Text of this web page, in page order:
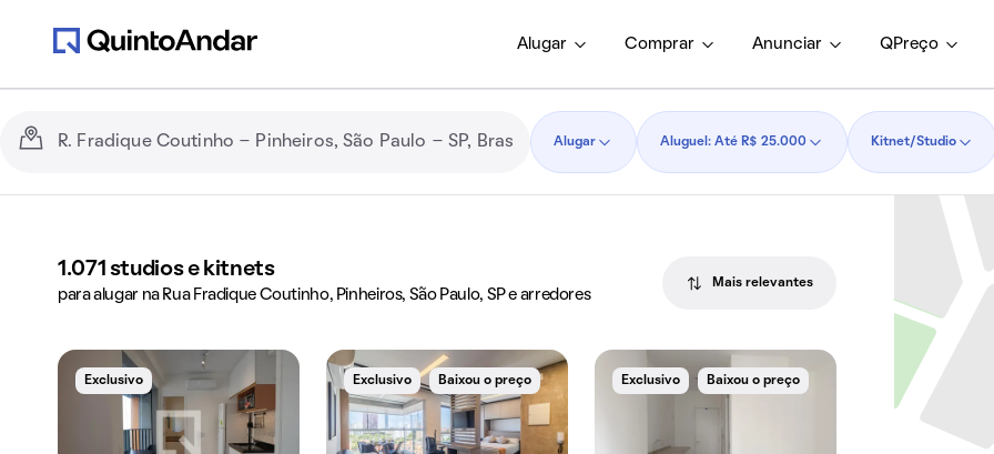
Alugar Comprar Anunciar QPreço
Alugar Aluguel: Até R$ 25.000 Kitnet/Studio
1.071 studios e kitnets
para alugar na Rua Fradique Coutinho, Pinheiros, São Paulo, SP e arredores
Mais relevantes
Exclusivo Exclusivo Baixou o preço Exclusivo Baixou o preço